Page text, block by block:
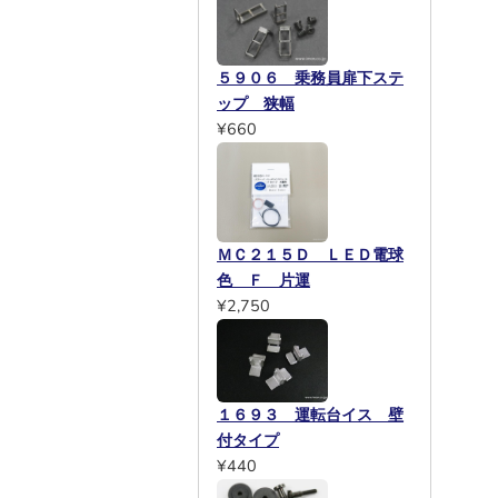
５９０６ 乗務員扉下ステ
ップ 狭幅
¥660
ＭＣ２１５Ｄ ＬＥＤ電球
色 Ｆ 片運
¥2,750
１６９３ 運転台イス 壁
付タイプ
¥440